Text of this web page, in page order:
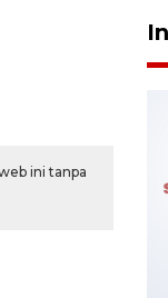
ini tanpa